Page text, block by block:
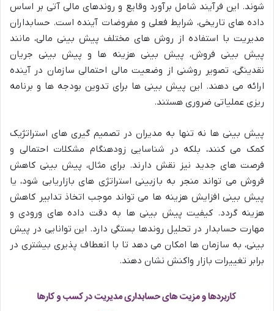
شوند. این فرآیند شامل برآورد وقایع و روندهای مالی آتی بر اساس
داده های تاریخی، شرایط فعلی و مفروضات آینده است. حسابداران
مدیریت با استفاده از روش های مختلف پیش بینی مالی، مانند
پیش بینی فروش، پیش بینی هزینه ها و پیش بینی جریان
نقدینگی، تصویر روشنی از وضعیت مالی احتمالی سازمان در آینده
ارائه می دهند. این پیش بینی ها برای تدوین بودجه ها و برنامه
ریزی عملیاتی ضروری هستند.
پیش بینی ها نه تنها به مدیران در تصمیم گیری های استراتژیک
کمک می کنند، بلکه در شناسایی زودهنگام مشکلات احتمالی و
فرصت های جدید نیز نقش دارند. برای مثال، پیش بینی کاهش
فروش می تواند منجر به بازبینی استراتژی های بازاریابی شود، یا
پیش بینی افزایش هزینه ها می تواند موجب اتخاذ تدابیر کاهش
هزینه گردد. کیفیت پیش بینی ها به دقت داده های ورودی و
مهارت حسابدار در تحلیل روندها بستگی دارد. این توانایی در پیش
بینی، به سازمان ها امکان می دهد تا با انعطاف پذیری بیشتری در
برابر تغییرات بازار واکنش نشان دهند.